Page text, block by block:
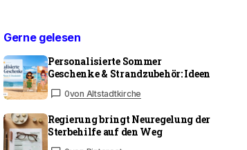
Gerne gelesen
Personalisierte Sommer
Geschenke & Strandzubehör: Ideen
0von Altstadtkirche
Regierung bringt Neuregelung der
Sterbehilfe auf den Weg